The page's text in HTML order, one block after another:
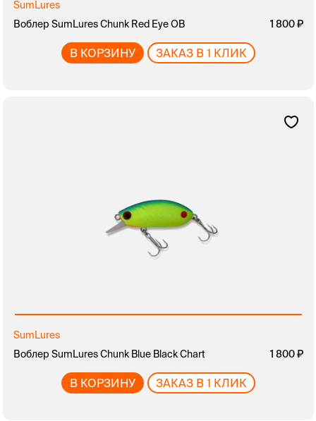
SumLures
Воблер SumLures Chunk Red Eye OB
1 800
В КОРЗИНУ ЗАКАЗ В 1 КЛИК
SumLures
Воблер SumLures Chunk Blue Black Chart
1 800
В КОРЗИНУ ЗАКАЗ В 1 КЛИК